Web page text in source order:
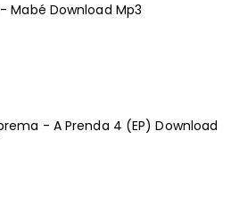
Mabé Download Mp3
- A Prenda 4 (EP) Download